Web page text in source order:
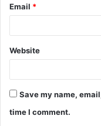
Email *
Website
Save my name,
time I comment.